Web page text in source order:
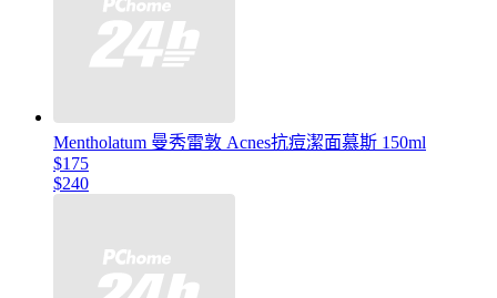
Mentholatum 曼秀雷敦 Acnes抗痘潔面慕斯 150ml
$175
$240